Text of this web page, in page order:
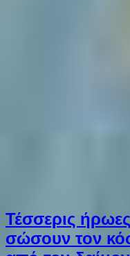
Τέσσερις
σώσουν τον